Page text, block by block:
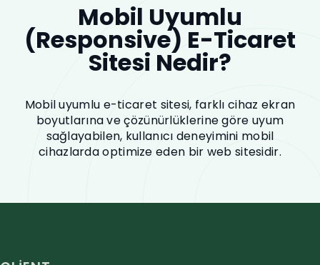
Mobil Uyumlu
(Responsive) E-Ticaret
Sitesi Nedir?
Mobil uyumlu e-ticaret sitesi, farklı cihaz ekran
boyutlarına ve çözünürlüklerine göre uyum
sağlayabilen, kullanıcı deneyimini mobil
cihazlarda optimize eden bir web sitesidir.